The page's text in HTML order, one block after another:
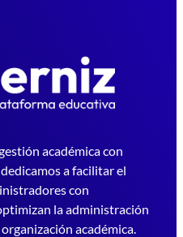
académica con
a facilitar el
con
la administración
académica.